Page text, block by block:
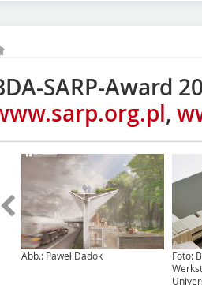
SARP-Award
,
Abb.: Paweł Dadok
Foto: